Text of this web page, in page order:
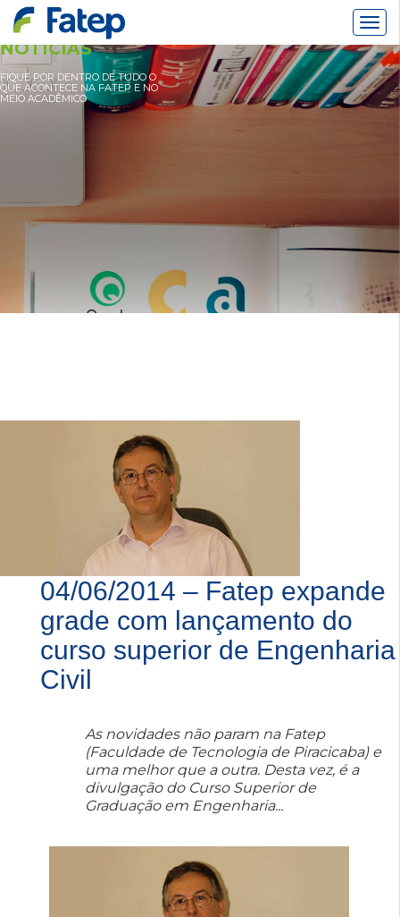
NOTÍCIAS
FIQUE POR DENTRO DE TUDO O
QUE ACONTECE NA FATEP E NO
MEIO ACADÊMICO
04/06/2014 – Fatep expande
grade com lançamento do
curso superior de Engenharia
Civil
As novidades não param na Fatep
(Faculdade de Tecnologia de Piracicaba) e
uma melhor que a outra. Desta vez, é a
divulgação do Curso Superior de
Graduação em Engenharia...